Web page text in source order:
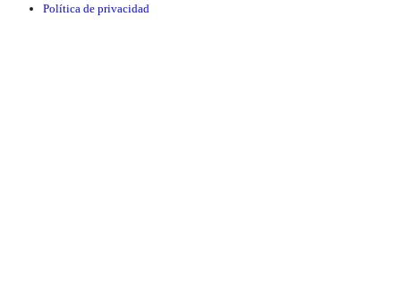
Política de privacidad